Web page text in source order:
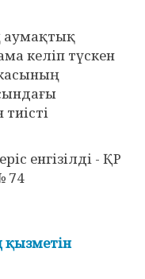
аумақтық
келіп түскен
енгізілді - ҚР
74
қызметін